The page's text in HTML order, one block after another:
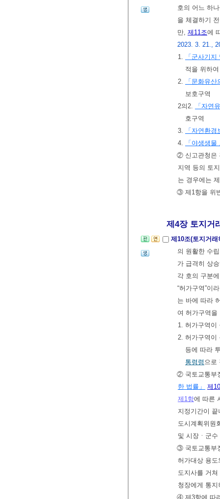
호의 어느 하
을 체결하기
만, 제11조에
2023. 3. 21.,
1.
「군사기
적을 위하
2.
「문화유
보호구역
2의2.
「자연
호구역
3.
「자연환
4.
「야생생
② 신고관청은
지역 등의 토
는 경우에는
③ 제1항을 위
제4장 토지거래
제10조(토지거
의 원활한 수
가 급격히 상
각 호의 구분
“허가구역”이
는 바에 따라
여 허가구역
1. 허가구역이
2. 허가구역이
등에 따라
통령령 으로
② 국토교통부
한 법률」
제
제1항에 따른
지정기간이
도시계획위원
및 시장ㆍ군
③ 국토교통부
허가대상 용
도지사를 거
청장에게 통
④ 제3항에 따